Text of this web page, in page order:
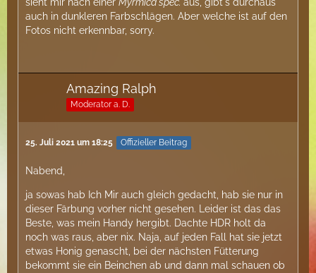
auch in dunkleren Farbschlägen. Aber welche ist auf den
Fotos nicht erkennbar, sorry.
Amazing Ralph
Moderator a. D.
25. Juli 2021 um 18:25 Offizieller Beitrag
Nabend,
ja sowas hab Ich Mir auch gleich gedacht, hab sie nur in
dieser Färbung vorher nicht gesehen. Leider ist das das
Beste, was mein Handy hergibt. Dachte HDR holt da
noch was raus, aber nix. Naja, auf jeden Fall hat sie jetzt
etwas Honig genascht, bei der nächsten Fütterung
bekommt sie ein Beinchen ab und dann mal schauen ob